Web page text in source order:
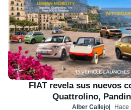
FIAT revela sus nuevos
Quattrolino,
Alber Callejo Hace